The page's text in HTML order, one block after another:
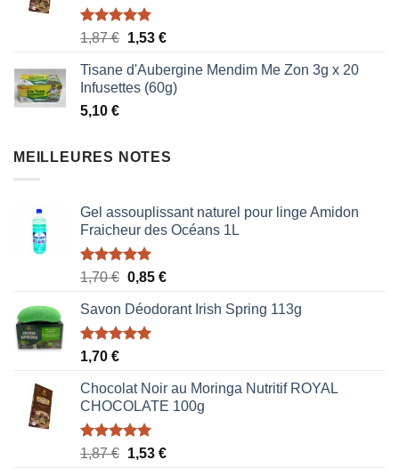
Note5.00
1,87€ Le
initial
était :
1,53 €Le
actuel
est :
Tisane d'Aubergine Mendim Me Zon 3g x 20
Infusettes (60g)
5,10 €
MEILLEURES NOTES
Gel assouplissant naturel pour linge Amidon
Fraicheur des Océans 1L
Note5.00
1,70€ Le
initial
était :
0,85 €Le
actuel
Savon Déodorant Irish Spring 113g
Note5.00
1,70 €
Chocolat Noir au Moringa Nutritif ROYAL
CHOCOLATE 100g
Note5.00
1,87€ Le
1,53 €Le